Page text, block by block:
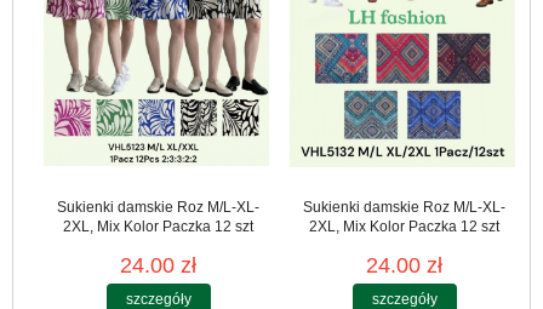
Sukienki damskie Roz M/L-XL-
2XL, Mix Kolor Paczka 12 szt
24.00 zł
szczegóły
Sukienki damskie Roz M/L-XL-
2XL, Mix Kolor Paczka 12 szt
24.00 zł
szczegóły